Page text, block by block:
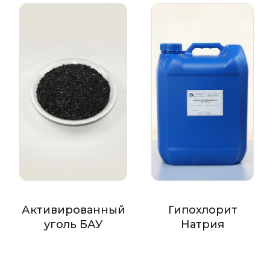
Активированный
уголь БАУ
Гипохлорит
Натрия